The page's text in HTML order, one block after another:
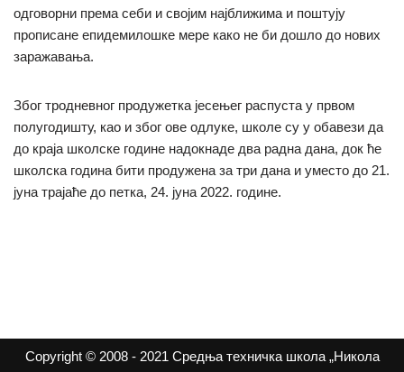
одговорни према себи и својим најближима и поштују
прописане епидемилошке мере како не би дошло до нових
заражавања.
Због тродневног продужетка јесењег распуста у првом
полугодишту, као и због ове одлуке, школе су у обавези да
до краја школске године надокнаде два радна дана, док ће
школска година бити продужена за три дана и уместо до 21.
јуна трајаће до петка, 24. јуна 2022. године.
Copyright © 2008 - 2021 Средња техничка школа „Никола